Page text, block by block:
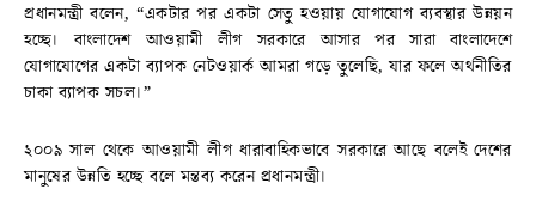
প্রধানমন্ত্রী বলেন, “একটার পর একটা সেতু হওয়ায় যোগাযোগ ব্যবস্থার উন্নয়ন
হচ্ছে। বাংলাদেশ আওয়ামী লীগ সরকারে আসার পর সারা বাংলাদেশে
যোগাযোগের একটা ব্যাপক নেটওয়ার্ক আমরা গড়ে তুলেছি, যার ফলে অর্থনীতির
চাকা ব্যাপক সচল।”
২০০৯ সাল থেকে আওয়ামী লীগ ধারাবাহিকভাবে সরকারে আছে বলেই দেশের
মানুষের উন্নতি হচ্ছে বলে মন্তব্য করেন প্রধানমন্ত্রী।